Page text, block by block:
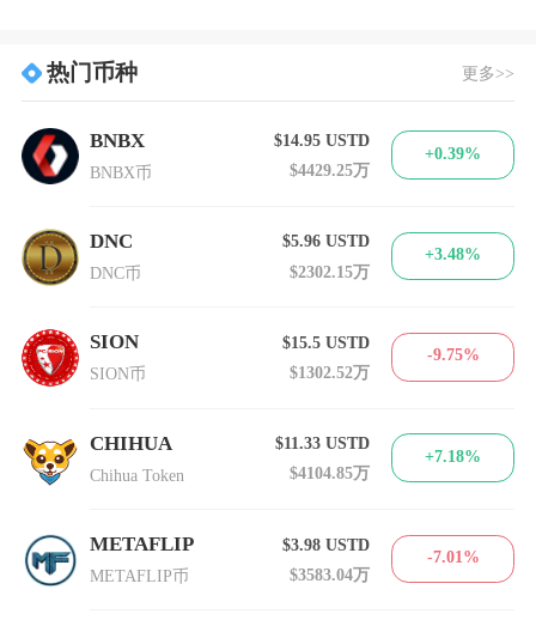
热门币种 更多>>
BNBX
BNBX币
$14.95USTD
$4429.25万
+0.39%
DNC
DNC币
$5.96USTD
$2302.15万
+3.48%
SION
SION币
$15.5USTD
$1302.52万
-9.75%
CHIHUA
Chihua Token
$11.33USTD
$4104.85万
+7.18%
METAFLIP
METAFLIP币
$3.98USTD
$3583.04万
-7.01%